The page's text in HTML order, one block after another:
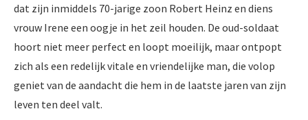
dat zijn inmiddels 70-jarige zoon Robert Heinz en diens
vrouw Irene een oogje in het zeil houden. De oud-soldaat
hoort niet meer perfect en loopt moeilijk, maar ontpopt
zich als een redelijk vitale en vriendelijke man, die volop
geniet van de aandacht die hem in de laatste jaren van zijn
leven ten deel valt.